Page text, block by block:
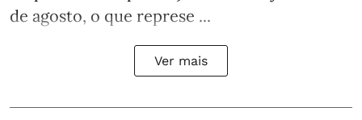
de agosto, o que represe ...
Ver mais